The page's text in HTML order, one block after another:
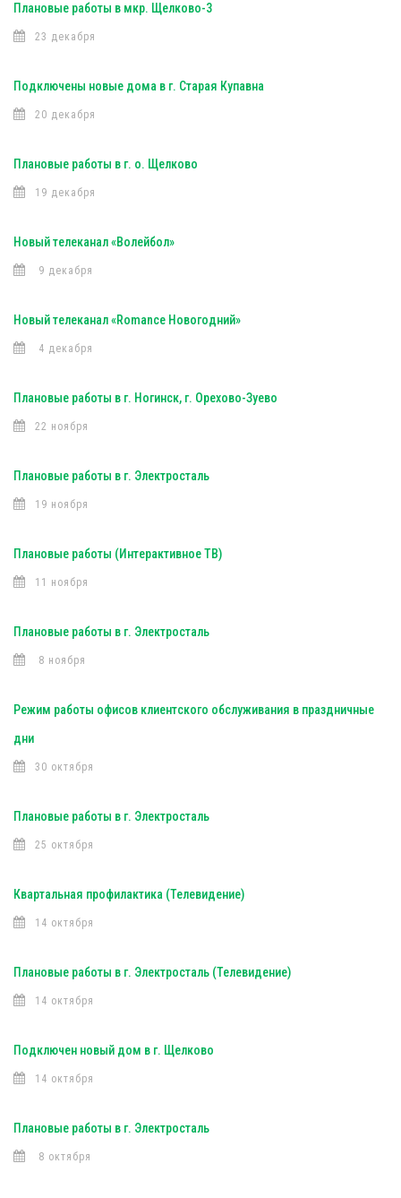
Плановые работы в мкр. Щелково-3
23 декабря
Подключены новые дома в г. Старая Купавна
20 декабря
Плановые работы в г. о. Щелково
19 декабря
Новый телеканал «Волейбол»
9 декабря
Новый телеканал «Romance Новогодний»
4 декабря
Плановые работы в г. Ногинск, г. Орехово-Зуево
22 ноября
Плановые работы в г. Электросталь
19 ноября
Плановые работы (Интерактивное ТВ)
11 ноября
Плановые работы в г. Электросталь
8 ноября
Режим работы офисов клиентского обслуживания в праздничные
дни
30 октября
Плановые работы в г. Электросталь
25 октября
Квартальная профилактика (Телевидение)
14 октября
Плановые работы в г. Электросталь (Телевидение)
14 октября
Подключен новый дом в г. Щелково
14 октября
Плановые работы в г. Электросталь
8 октября